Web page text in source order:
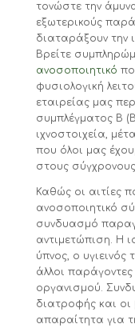
τονώστε την
εξωτερικούς
διαταράξουν την
Βρείτε
ανοσοποιητικό
φυσιολογική
εταιρείας μας
συμπλέγματος Β
ιχνοστοιχεία,
που όλοι μας
στους
Καθώς οι αιτίες
ανοσοποιητικό
συνδυασμό
αντιμετώπιση. Η
ύπνος, ο
άλλοι
οργανισμού.
διατροφής και οι
απαραίτητα για